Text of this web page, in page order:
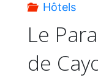
Hôtels
Le
de